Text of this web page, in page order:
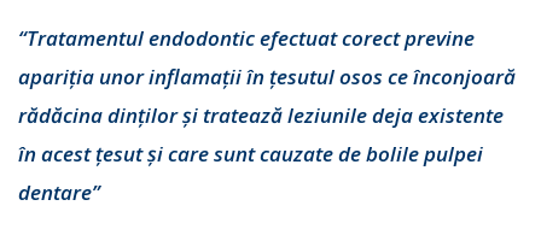
“Tratamentul endodontic efectuat corect previne
apariţia unor inflamaţii în ţesutul osos ce înconjoară
rădăcina dinţilor şi tratează leziunile deja existente
în acest ţesut şi care sunt cauzate de bolile pulpei
dentare”